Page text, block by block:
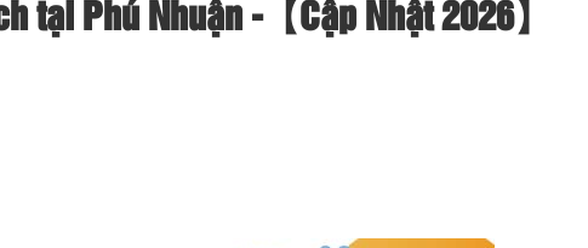
tại Phú Nhuận -【Cập Nhật 2026】